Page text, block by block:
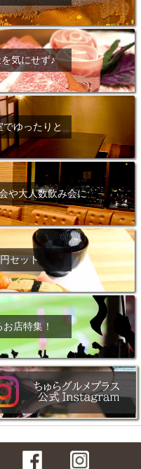
気にせず♪
ゆったりと
や大人数飲み会に
セット
店特集！